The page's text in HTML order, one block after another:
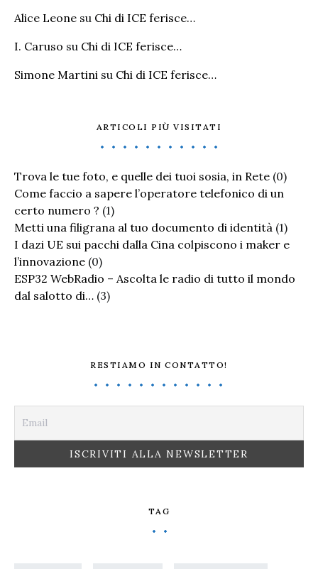
Alice Leone su Chi di ICE ferisce…
I. Caruso su Chi di ICE ferisce…
Simone Martini su Chi di ICE ferisce…
ARTICOLI PIÙ VISITATI
Trova le tue foto, e quelle dei tuoi sosia, in Rete (0)
Come faccio a sapere l’operatore telefonico di un
certo numero ? (1)
Metti una filigrana al tuo documento di identità (1)
I dazi UE sui pacchi dalla Cina colpiscono i maker e
l’innovazione (0)
ESP32 WebRadio – Ascolta le radio di tutto il mondo
dal salotto di… (3)
RESTIAMO IN CONTATTO!
TAG